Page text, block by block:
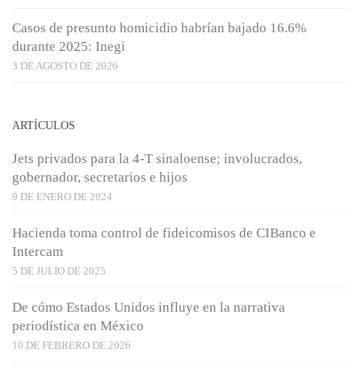
Casos de presunto homicidio habrían bajado 16.6%
durante 2025: Inegi
3 DE AGOSTO DE 2026
ARTÍCULOS
Jets privados para la 4-T sinaloense; involucrados,
gobernador, secretarios e hijos
9 DE ENERO DE 2024
Hacienda toma control de fideicomisos de CIBanco e
Intercam
5 DE JULIO DE 2025
De cómo Estados Unidos influye en la narrativa
periodística en México
10 DE FEBRERO DE 2026